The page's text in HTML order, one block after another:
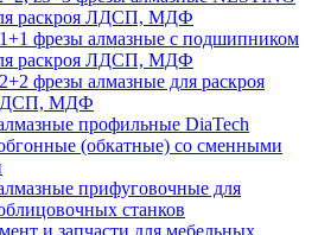
раскроя ЛДСП, МДФ
фрезы алмазные с подшипником
раскроя ЛДСП, МДФ
фрезы алмазные для раскроя
МДФ
профильные DiaTech
(обкатные) со сменными
прифуговочные для
станков
и запчасти для мебельных